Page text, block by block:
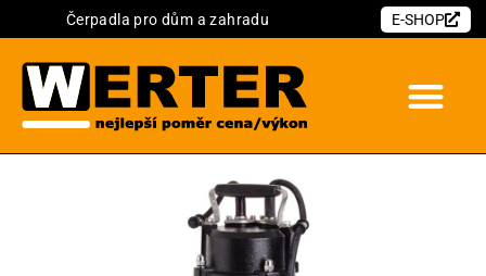
Čerpadla pro dům a zahradu E-SHOP